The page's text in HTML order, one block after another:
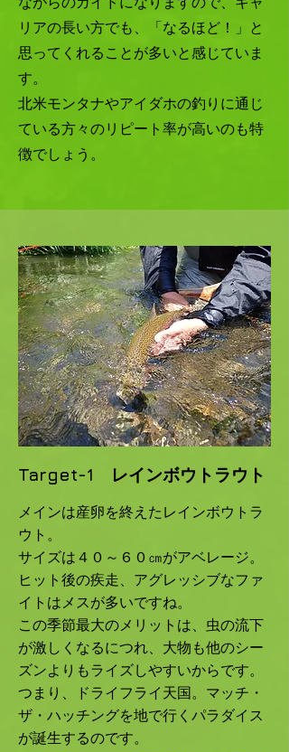
ながらのガイドになりますので、キャ
リアの長い方でも、「なるほど！」と
思ってくれることが多いと感じていま
す。
北米モンタナやアイダホの釣りに通じ
ている方々のリピート率が高いのも特
徴でしょう。
Target-1 レインボウトラウト
メインは産卵を終えたレインボウトラ
ウト。
サイズは４０～６０㎝がアベレージ。
ヒット後の疾走、アグレッシブなファ
イトはメスが多いですね。
この季節最大のメリットは、虫の流下
が激しくなるにつれ、大物も他のシー
ズンよりもライズしやすいからです。
つまり、ドライフライ天国。マッチ・
ザ・ハッチングを地で行くパラダイス
が誕生するのです。